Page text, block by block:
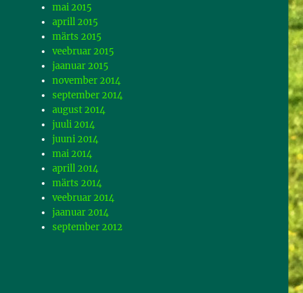
mai 2015
aprill 2015
märts 2015
veebruar 2015
jaanuar 2015
november 2014
september 2014
august 2014
juuli 2014
juuni 2014
mai 2014
aprill 2014
märts 2014
veebruar 2014
jaanuar 2014
september 2012